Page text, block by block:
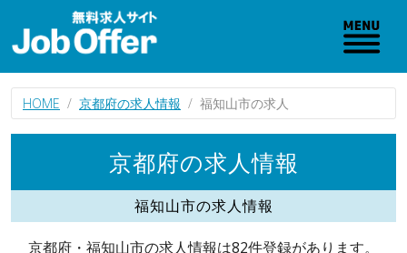
HOME 京都府の求人情報 福知山市の求人
京都府の求人情報
福知山市の求人情報
京都府・福知山市の求人情報は82件登録があります。